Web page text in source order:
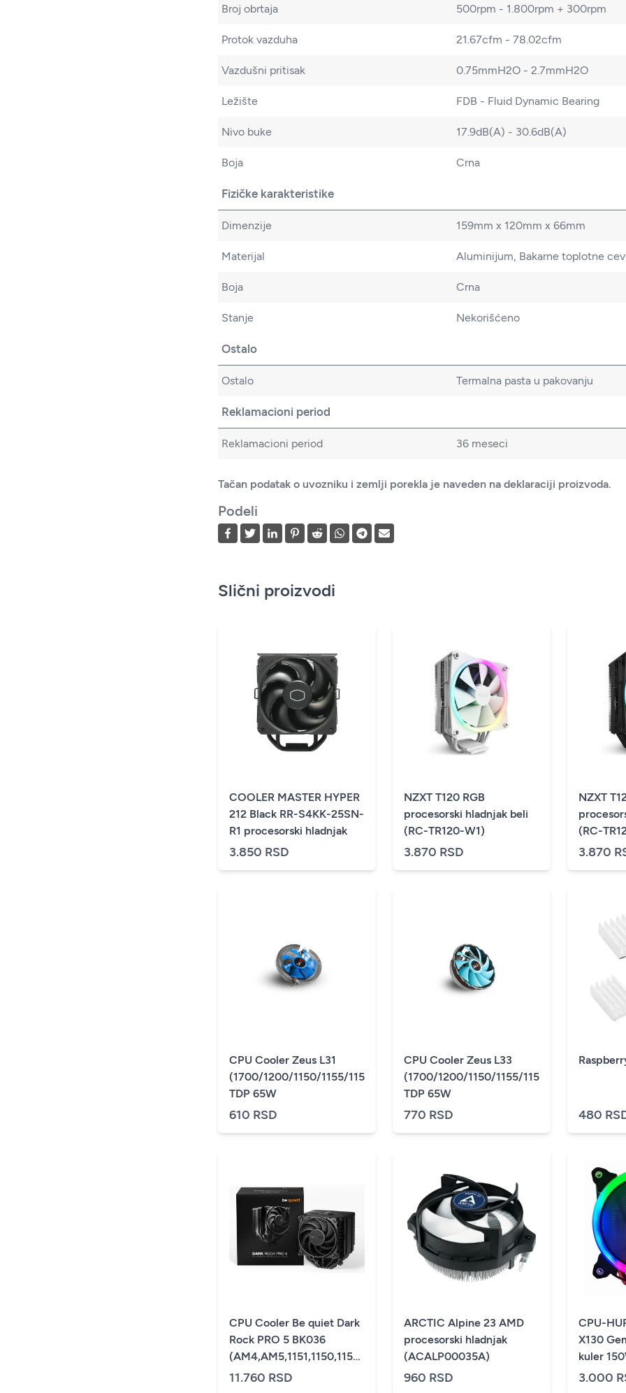
Broj obrtaja 500rpm - 1.800rpm + 300rpm
Protok vazduha 21.67cfm - 78.02cfm
Vazdušni pritisak 0.75mmH2O - 2.7mmH2O
Ležište FDB - Fluid Dynamic Bearing
Nivo buke 17.9dB(A) - 30.6dB(A)
Boja Crna
Fizičke karakteristike
Dimenzije 159mm x 120mm x 66mm
Materijal Aluminijum, Bakarne toplotne
Boja Crna
Stanje Nekorišćeno
Ostalo
Ostalo Termalna pasta u pakovanju
Reklamacioni period
Reklamacioni period 36 meseci
Tačan podatak o uvozniku i zemlji porekla je naveden na deklaraciji proizvoda.
Podeli
Slični proizvodi
COOLER MASTER HYPER
212 Black RR-S4KK-25SN-
R1 procesorski hladnjak
3.850 RSD
NZXT T120 RGB
procesorski hladnjak beli
(RC-TR120-W1)
3.870 RSD
NZXT
(RC-
3.870
CPU Cooler Zeus L31
(1700/1200/1150/1155/1156/775/FM1/2/AM2+/AM3+/AM4)
TDP 65W
610 RSD
CPU Cooler Zeus L33
(1700/1200/1150/1155/1156/775/FM1/2/
TDP 65W
770 RSD 480
CPU Cooler Be quiet Dark
Rock PRO 5 BK036
(AM4,AM5,1151,1150,1155,1200,1700)/TDP-
270W
11.760 RSD
ARCTIC Alpine 23 AMD
procesorski hladnjak
(ACALP00035A)
960 RSD
CPU-
X130
kuler
+/-
3.000